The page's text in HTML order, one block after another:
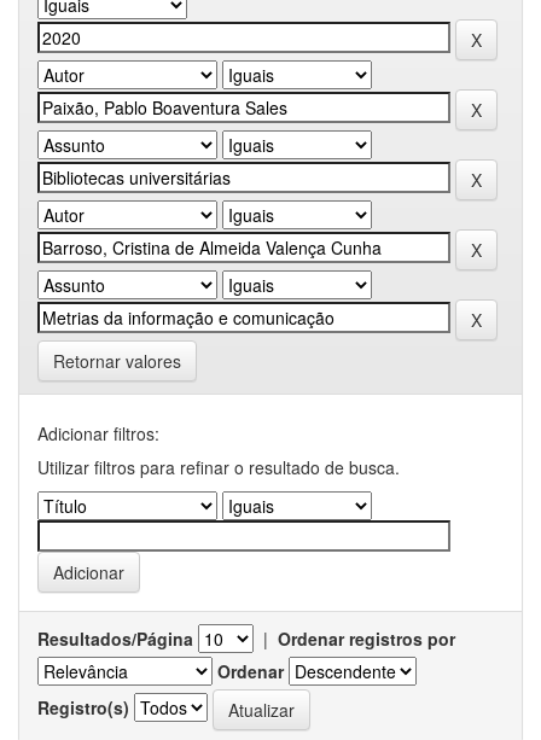
Retornar valores
Adicionar filtros:
Utilizar filtros para refinar o resultado de busca.
Resultados/Página | Ordenar registros por
Ordenar
Registro(s)